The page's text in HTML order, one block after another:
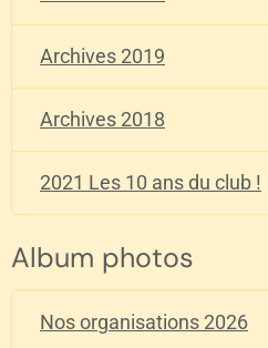
Archives 2019
Archives 2018
2021 Les 10 ans du club !
Album photos
Nos organisations 2026